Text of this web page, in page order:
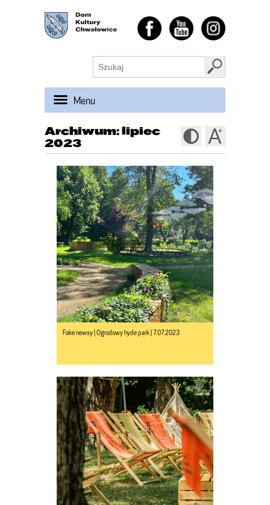
Menu
Archiwum: lipiec
2023
Fake newsy | Ogrodowy hyde park | 7.07.2023